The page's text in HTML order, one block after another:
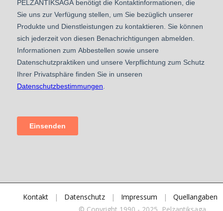
Kontakt | Datenschutz | Impressum |
Quellangaben